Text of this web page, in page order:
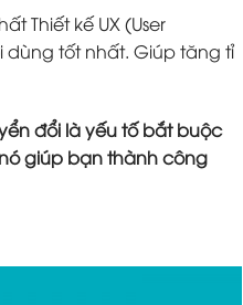
Thiết kế UX (User
dùng tốt nhất. Giúp tăng tỉ
đổi là yếu tố bắt buộc
giúp bạn thành công